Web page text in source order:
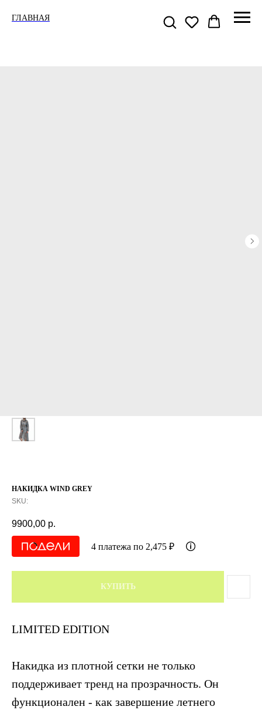
ГЛАВНАЯ
НАКИДКА WIND GREY
SKU:
9900,00 р.
4 платежа по 2,475 ₽
КУПИТЬ
LIMITED EDITION
Накидка из плотной сетки не только
поддерживает тренд на прозрачность. Он
функционален - как завершение летнего